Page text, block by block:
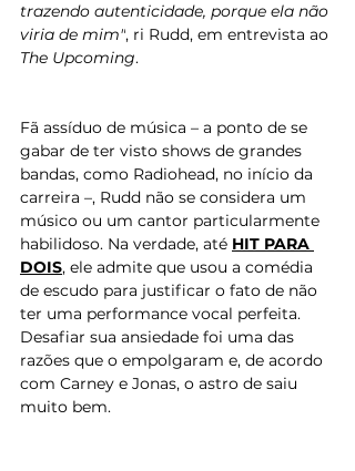
trazendo autenticidade, porque ela não
viria de mim", ri Rudd, em entrevista ao
The Upcoming.
Fã assíduo de música – a ponto de se
gabar de ter visto shows de grandes
bandas, como Radiohead, no início da
carreira –, Rudd não se considera um
músico ou um cantor particularmente
habilidoso. Na verdade, até HIT PARA
DOIS, ele admite que usou a comédia
de escudo para justificar o fato de não
ter uma performance vocal perfeita.
Desafiar sua ansiedade foi uma das
razões que o empolgaram e, de acordo
com Carney e Jonas, o astro de saiu
muito bem.